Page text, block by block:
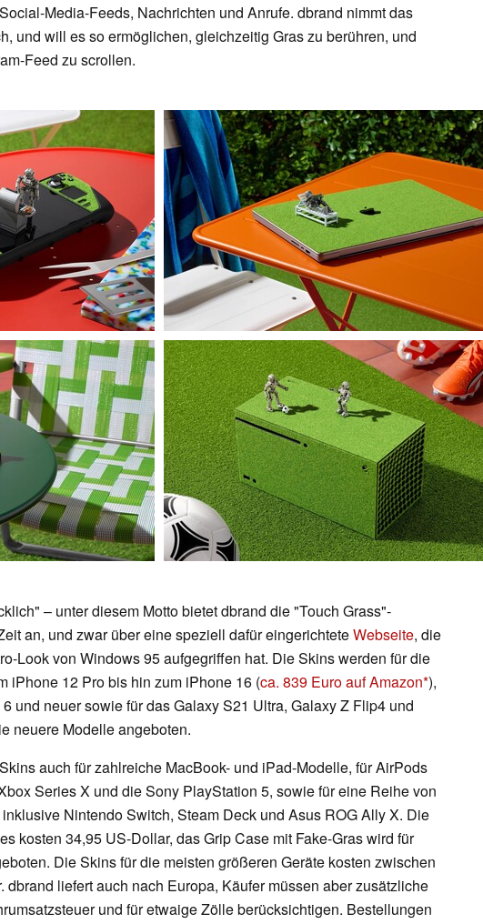
Media-Feeds, Nachrichten und Anrufe. dbrand nimmt das
und will es so ermöglichen, gleichzeitig Gras zu berühren, und
Feed zu scrollen.
– unter diesem Motto bietet dbrand die "Touch Grass"-
an, und zwar über eine speziell dafür eingerichteteWebseite, die
Look von Windows 95 aufgegriffen hat. Die Skins werden für die
iPhone 12 Pro bis hin zum iPhone 16 (ca. 839 Euro auf Amazon ),
und neuer sowie für das Galaxy S21 Ultra, Galaxy Z Flip4 und
neuere Modelle angeboten.
auch für zahlreiche MacBook- und iPad-Modelle, für AirPods
Series X und die Sony PlayStation 5, sowie für eine Reihe von
Nintendo Switch, Steam Deck und Asus ROG Ally X. Die
kosten 34,95 US-Dollar, das Grip Case mit Fake-Gras wird für
Die Skins für die meisten größeren Geräte kosten zwischen
dbrand liefert auch nach Europa, Käufer müssen aber zusätzliche
und für etwaige Zölle berücksichtigen. Bestellungen